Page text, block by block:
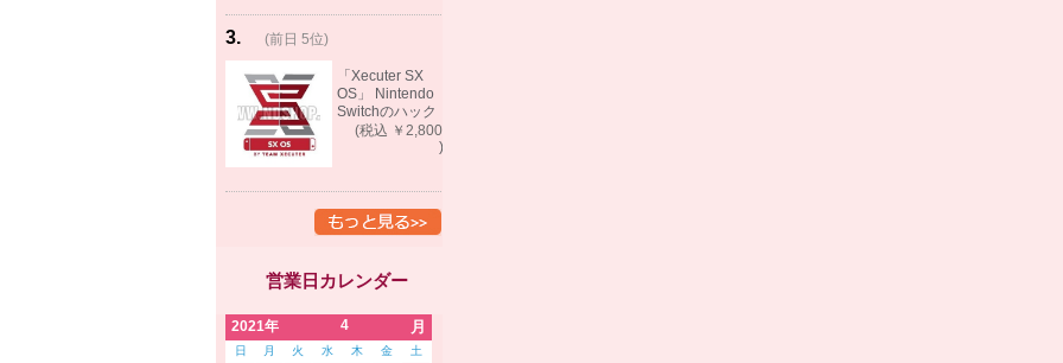
3.
rank
up!
(前日 5位)
「Xecuter SX
OS」 Nintendo
Switchのハック
ツール バック
(税込 ￥2,800
)
営業日カレンダー
2021年 4 月
日 月 火 水 木 金 土